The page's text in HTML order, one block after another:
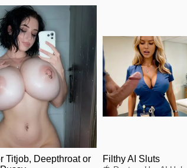
Titjob, Deepthroat or
Filthy AI Sluts